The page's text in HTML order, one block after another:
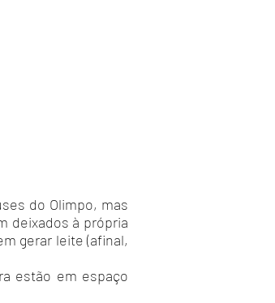
do Olimpo, mas
deixados à própria
gerar leite (afinal,
estão em espaço